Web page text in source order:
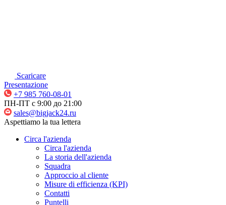
Scaricare
Presentazione
+7 985 760-08-01
ПН-ПТ c 9:00 до 21:00
sales@bigjack24.ru
Aspettiamo la tua lettera
Circa l'azienda
Circa l'azienda
La storia dell'azienda
Squadra
Approccio al cliente
Misure di efficienza (KPI)
Contatti
Puntelli